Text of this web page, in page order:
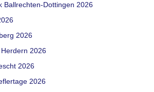
Ballrechten-Dottingen 2026
2026
2026
2026
2026